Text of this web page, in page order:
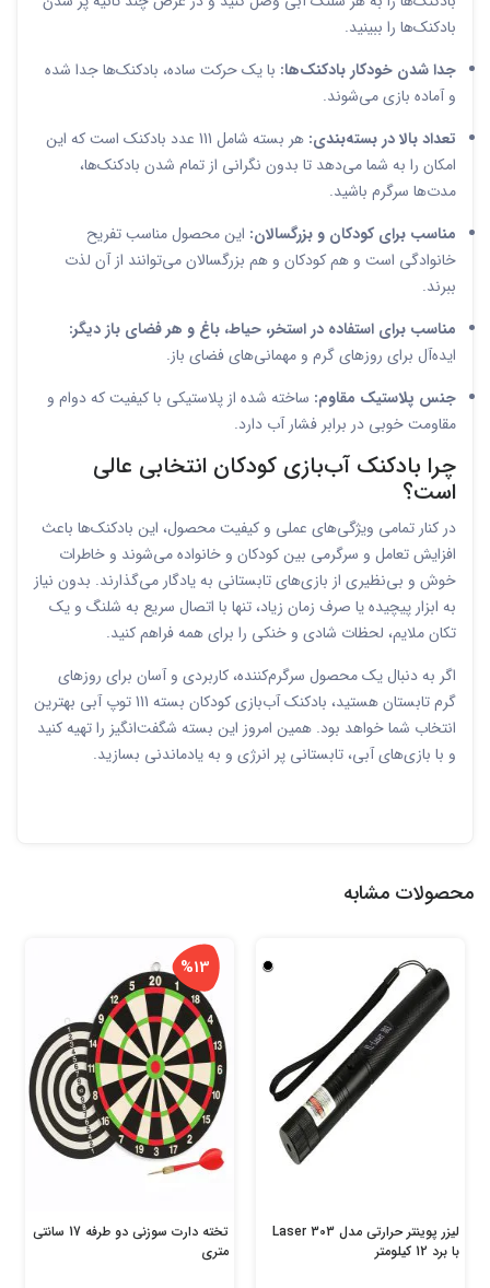
بادکنک‌ها را ببینید.
جدا شدن خودکار بادکنک‌ها: با یک حرکت ساده، بادکنک‌ها جدا شده
و آماده بازی می‌شوند.
تعداد بالا در بسته‌بندی:
هر بسته شامل 111 عدد بادکنک است که این
امکان را به شما می‌دهد تا بدون نگرانی از تمام شدن بادکنک‌ها،
مدت‌ها سرگرم باشید.
مناسب برای کودکان و بزرگسالان: این محصول مناسب تفریح
خانوادگی است و هم کودکان و هم بزرگسالان می‌توانند از آن لذت
ببرند.
مناسب برای استفاده در استخر، حیاط، باغ و هر فضای باز دیگر:
ایده‌آل برای روزهای گرم و مهمانی‌های فضای باز.
جنس پلاستیک مقاوم: ساخته شده از پلاستیکی با کیفیت که دوام و
مقاومت خوبی در برابر فشار آب دارد.
چرا بادکنک آب‌بازی کودکان انتخابی عالی
است؟
در کنار تمامی ویژگی‌های عملی و کیفیت محصول، این بادکنک‌ها باعث
افزایش تعامل و سرگرمی بین کودکان و خانواده می‌شوند و خاطرات
خوش و بی‌نظیری از بازی‌های تابستانی به یادگار می‌گذارند. بدون نیاز
به ابزار پیچیده یا صرف زمان زیاد، تنها با اتصال سریع به شلنگ و یک
تکان ملایم، لحظات شادی و خنکی را برای همه فراهم کنید.
اگر به دنبال یک محصول سرگرم‌کننده، کاربردی و آسان برای روزهای
گرم تابستان هستید، بادکنک آب‌بازی کودکان بسته 111 توپ آبی بهترین
انتخاب شما خواهد بود. همین امروز این بسته شگفت‌انگیز را تهیه کنید
و با بازی‌های آبی، تابستانی پر انرژی و به یادماندنی بسازید.
محصولات مشابه
لیزر پوینتر حرارتی مدل Laser 303
با برد 12 کیلومتر
%13
تخته دارت سوزنی دو طرفه 17 سانتی
متری